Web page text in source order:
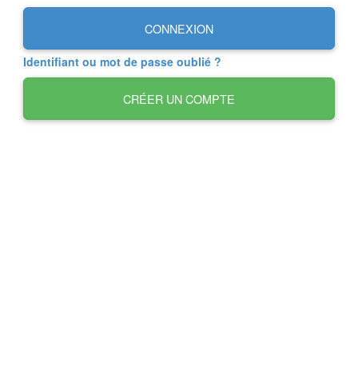
CONNEXION
Identifiant ou mot de passe oublié ?
CRÉER UN COMPTE